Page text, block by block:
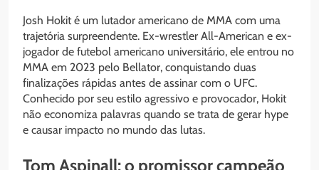
Josh Hokit é um lutador americano de MMA com uma
trajetória surpreendente. Ex-wrestler All-American e ex-
jogador de futebol americano universitário, ele entrou no
MMA em 2023 pelo Bellator, conquistando duas
finalizações rápidas antes de assinar com o UFC.
Conhecido por seu estilo agressivo e provocador, Hokit
não economiza palavras quando se trata de gerar hype
e causar impacto no mundo das lutas.
Tom Aspinall: o promissor campeão